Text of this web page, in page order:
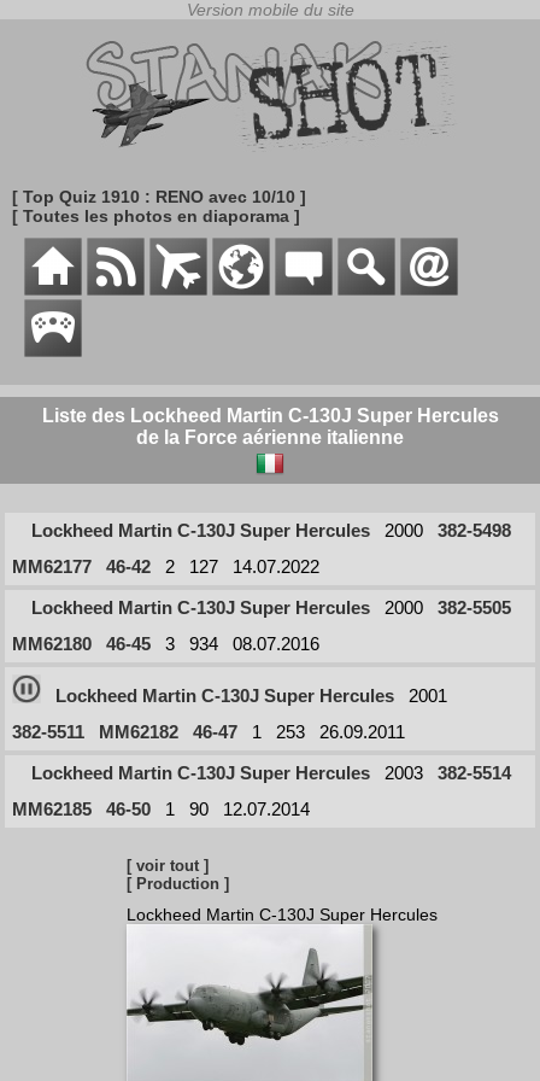
[ Top Quiz 1910 : RENO avec 10/10 ]
[ Toutes les photos en diaporama ]
Liste des Lockheed Martin C-130J Super Hercules
de la Force aérienne italienne
Lockheed Martin C-130J Super Hercules 2000
382-5498
MM62177
46-42 2 127
14.07.2022
Lockheed Martin C-130J Super Hercules
2000
382-5505
MM62180
46-45 3 934 08.07.2016
Lockheed Martin C-130J Super Hercules
2001
382-5511
MM62182 46-47 1 253
26.09.2011
Lockheed Martin C-130J Super Hercules
2003
382-5514
MM62185
46-50 1 90 12.07.2014
[ voir tout ]
[ Production ]
Lockheed Martin C-130J Super Hercules